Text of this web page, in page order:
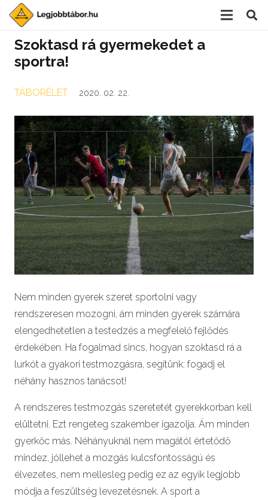
Szoktasd rá gyermekedet a
sportra!
TÁBORÉLET 2020. 02. 22.
Nem minden gyerek szeret sportolni vagy
rendszeresen mozogni, ám minden gyerek számára
elengedhetetlen a testedzés a megfelelő fejlődés
érdekében. Ha fogalmad sincs, hogyan szoktasd rá a
lurkót a gyakori testmozgásra, segítünk: fogadj el
néhány hasznos tanácsot!
A rendszeres testmozgás szeretetét gyerekkorban kell
elültetni. Ezt rengeteg szakember igazolja. Ám minden
gyerkőc más. Néhányuknál nem magától értetődő
mindez, jóllehet a mozgás kulcsfontosságú és
élvezetes, nem mellesleg pedig ez az egyik legjobb
módja a feszültség levezetésnek. A sport a